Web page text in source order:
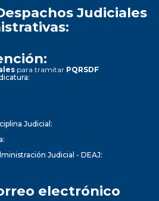
Judiciales
para tramitar PQRSDF
Judicial:
Judicial - DEAJ:
electrónico